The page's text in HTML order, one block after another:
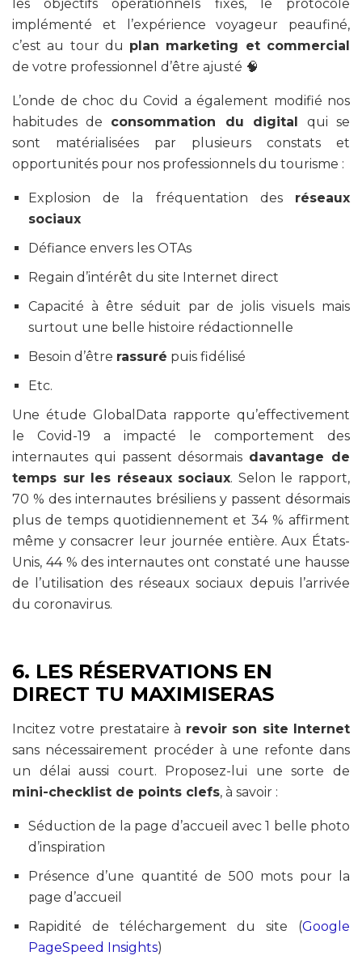
les objectifs opérationnels fixés, le protocole
implémenté et l’expérience voyageur peaufiné,
c’est au tour du plan marketing et commercial
de votre professionnel d’être ajusté 🧠
L’onde de choc du Covid a également modifié nos
habitudes de consommation du digital qui se
sont matérialisées par plusieurs constats et
opportunités pour nos professionnels du tourisme :
Explosion de la fréquentation des réseaux
sociaux
Défiance envers les OTAs
Regain d’intérêt du site Internet direct
Capacité à être séduit par de jolis visuels mais
surtout une belle histoire rédactionnelle
Besoin d’être rassuré puis fidélisé
Etc.
Une étude GlobalData rapporte qu’effectivement
le Covid-19 a impacté le comportement des
internautes qui passent désormais davantage de
temps sur les réseaux sociaux. Selon le rapport,
70 % des internautes brésiliens y passent désormais
plus de temps quotidiennement et 34 % affirment
même y consacrer leur journée entière. Aux États-
Unis, 44 % des internautes ont constaté une hausse
de l’utilisation des réseaux sociaux depuis l’arrivée
du coronavirus.
6. LES RÉSERVATIONS EN
DIRECT TU MAXIMISERAS
Incitez votre prestataire à revoir son site Internet
sans nécessairement procéder à une refonte dans
un délai aussi court. Proposez-lui une sorte de
mini-checklist de points clefs, à savoir :
Séduction de la page d’accueil avec 1 belle photo
d’inspiration
Présence d’une quantité de 500 mots pour la
page d’accueil
Rapidité de téléchargement du site (Google
PageSpeed Insights)